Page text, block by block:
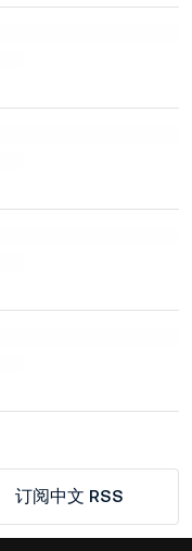
订阅中文 RSS